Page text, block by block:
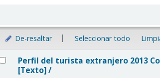
De-resaltar Seleccionar todo
Perfil del turista extranjero 2013
[Texto] /